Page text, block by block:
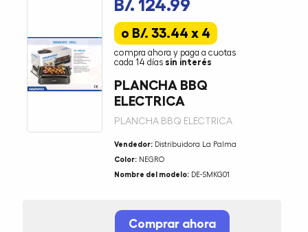
B/. 124.99
o B/. 33.44 x 4
compra ahora y paga a cuotas
cada 14 días sin interés
PLANCHA BBQ
ELECTRICA
PLANCHA BBQ ELECTRICA
Vendedor: Distribuidora La Palma
Color: NEGRO
Nombre del modelo: DE-SMKG01
Comprar ahora